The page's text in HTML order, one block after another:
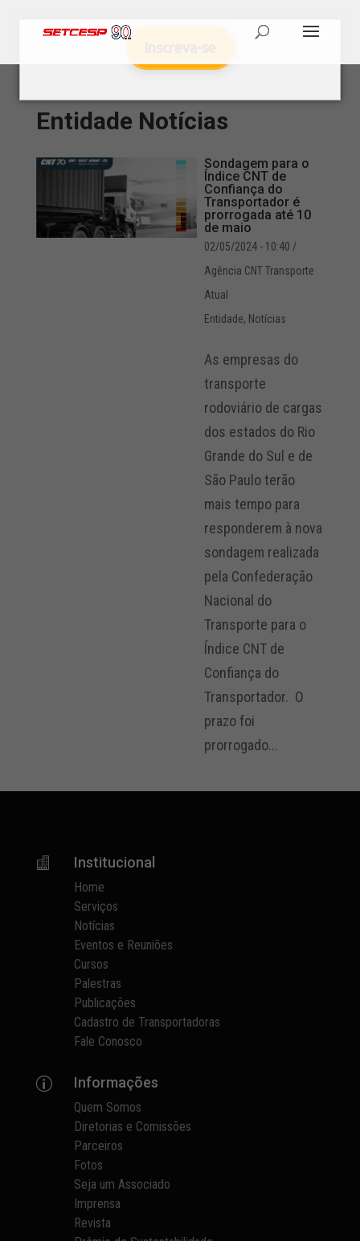
Entidade Notícias
Sondagem para o
Índice CNT de
Confiança do
Transportador é
prorrogada até 10
de maio
02/05/2024 - 10:40 /
Agência CNT Transporte
Atual
Entidade, Notícias
As empresas do
transporte
rodoviário de cargas
dos estados do Rio
Grande do Sul e de
São Paulo terão
mais tempo para
responderem à nova
sondagem realizada
pela Confederação
Nacional do
Transporte para o
Índice CNT de
Confiança do
Transportador. O
prazo foi
prorrogado...
 Institucional
Home
Serviços
Notícias
Eventos e Reuniões
Cursos
Palestras
Publicações
Cadastro de Transportadoras
Fale Conosco
p Informações
Quem Somos
Diretorias e Comissões
Parceiros
Fotos
Seja um Associado
Imprensa
Revista